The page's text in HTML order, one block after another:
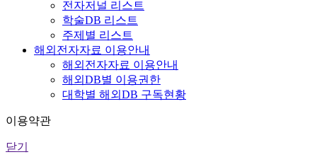
전자저널 리스트
학술DB 리스트
주제별 리스트
해외전자자료 이용안내
해외전자자료 이용안내
해외DB별 이용권한
대학별 해외DB 구독현황
이용약관
닫기